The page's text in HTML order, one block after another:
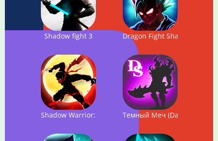
Shadow fight 3 Dragon Fight Shadow:
Shadow Warrior: Hero Kingdom FightТемный Меч (Dark Sword)